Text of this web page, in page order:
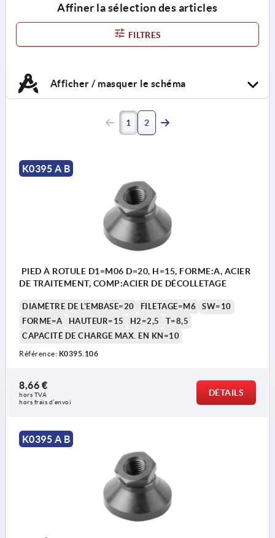
Affiner la sélection des articles
FILTRES
Afficher / masquer le schéma
1 2
K0395 A B
PIED À ROTULE D1=M06 D=20, H=15, FORME:A, ACIER
DE TRAITEMENT, COMP:ACIER DE DÉCOLLETAGE
DIAMÈTRE DE L'EMBASE=20 FILETAGE=M6
SW=10
FORME=A
HAUTEUR=15 H2=2,5
T=8,5
CAPACITÉ DE CHARGE MAX. EN KN=10
Référence: K0395.106
8,66 €
hors TVA
hors frais d’envoi
DÉTAILS
K0395 A B